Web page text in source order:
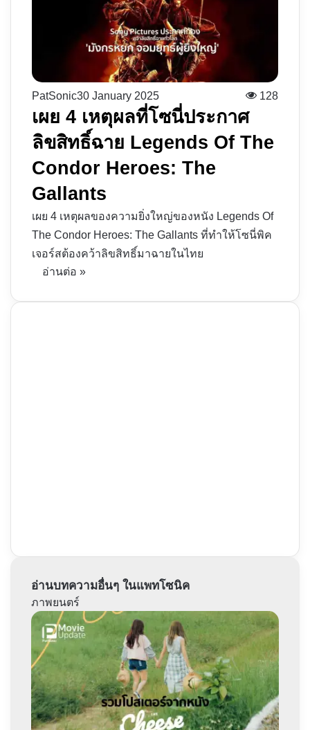
PatSonic30 January 2025 128
เผย 4 เหตุผลที่โซนี่ประกาศ
ลิขสิทธิ์ฉาย Legends Of The
Condor Heroes: The
Gallants
เผย 4 เหตุผลของความยิ่งใหญ่ของหนัง Legends Of
The Condor Heroes: The Gallants ที่ทำให้โซนี่พิค
เจอร์สต้องคว้าลิขสิทธิ์มาฉายในไทย
อ่านต่อ »
อ่านบทความอื่นๆ ในแพทโซนิค
ภาพยนตร์